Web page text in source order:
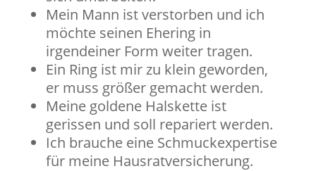
Mein Mann ist verstorben und ich
möchte seinen Ehering in
irgendeiner Form weiter tragen.
Ein Ring ist mir zu klein geworden,
er muss größer gemacht werden.
Meine goldene Halskette ist
gerissen und soll repariert werden.
Ich brauche eine Schmuckexpertise
für meine Hausratversicherung.